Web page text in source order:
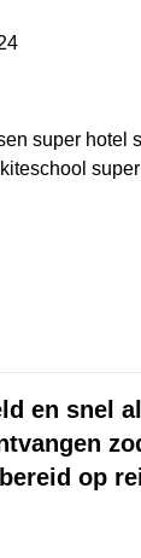
super hotel
en snel
op